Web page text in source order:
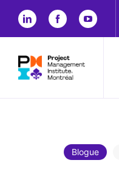
Blogue